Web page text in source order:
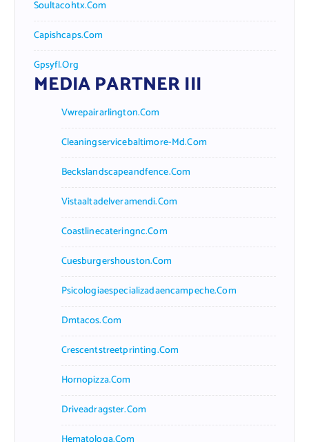
Soultacohtx.com
Capishcaps.com
Gpsyfl.org
MEDIA PARTNER III
Vwrepairarlington.com
Cleaningservicebaltimore-Md.com
Beckslandscapeandfence.com
Vistaaltadelveramendi.com
Coastlinecateringnc.com
Cuesburgershouston.com
Psicologiaespecializadaencampeche.com
Dmtacos.com
Crescentstreetprinting.com
Hornopizza.com
Driveadragster.com